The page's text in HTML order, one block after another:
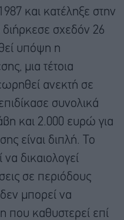
και κατέληξε στην
σχεδόν 26
υπόψη η
μια τέτοια
ανεκτή σε
συνολικά
και 2.000 ευρώ για
είναι διπλή. Το
δικαιολογεί
σε περιόδους
μπορεί να
που καθυστερεί επί